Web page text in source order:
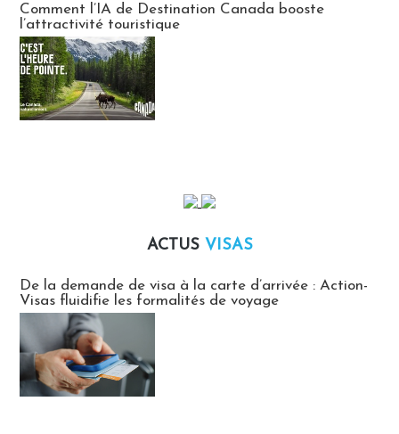
Comment l’IA de Destination Canada booste
l’attractivité touristique
ACTUS VISAS
De la demande de visa à la carte d’arrivée : Action-
Visas fluidifie les formalités de voyage